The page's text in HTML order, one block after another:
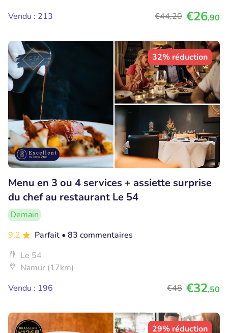
Vendu : 213
€44,20 €26,90
32% réduction
Menu en 3 ou 4 services + assiette surprise
du chef au restaurant Le 54
Demain
9.2
Parfait • 83 commentaires
Le 54
Namur (17km)
Vendu : 196
€48 €32,50
29% réduction